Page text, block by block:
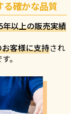
る確かな品質
年以上の販売実績
客様に支持され
。